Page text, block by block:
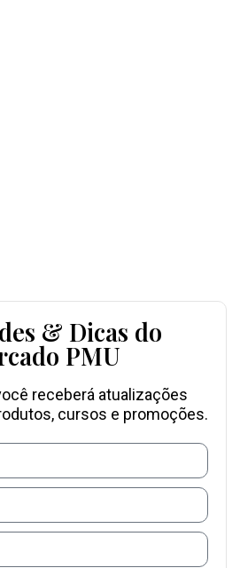
& Dicas do
PMU
receberá atualizações
cursos e promoções.